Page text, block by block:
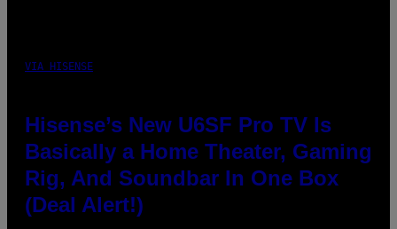
VIA HISENSE
Hisense’s New U6SF Pro TV Is
Basically a Home Theater, Gaming
Rig, And Soundbar In One Box
(Deal Alert!)